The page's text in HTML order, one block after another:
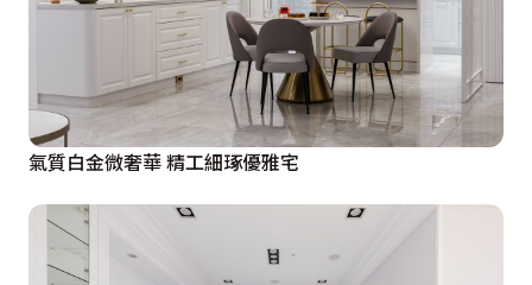
氣質白金微奢華 精工細琢優雅宅